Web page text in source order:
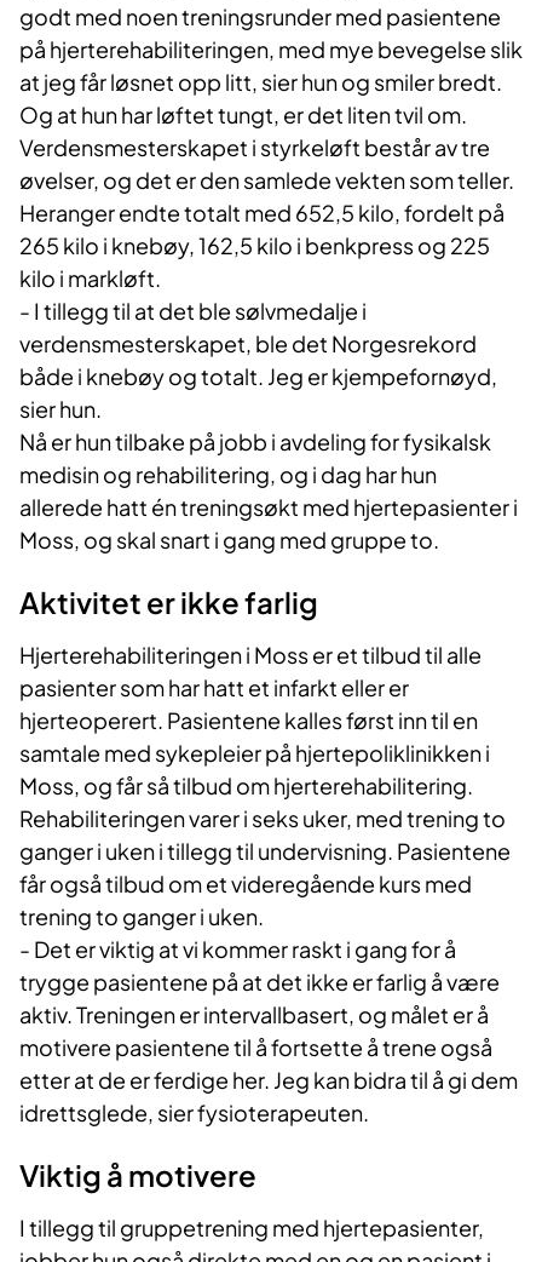
godt med noen treningsrunder med pasientene
på hjerterehabiliteringen, med mye bevegelse slik
at jeg får løsnet opp litt, sier hun og smiler bredt.
Og at hun har løftet tungt, er det liten tvil om.
Verdensmesterskapet i styrkeløft består av tre
øvelser, og det er den samlede vekten som teller.
Heranger endte totalt med 652,5 kilo, fordelt på
265 kilo i knebøy, 162,5 kilo i benkpress og 225
kilo i markløft.
- I tillegg til at det ble sølvmedalje i
verdensmesterskapet, ble det Norgesrekord
både i knebøy og totalt. Jeg er kjempefornøyd,
sier hun.
Nå er hun tilbake på jobb i avdeling for fysikalsk
medisin og rehabilitering, og i dag har hun
allerede hatt én treningsøkt med hjertepasienter i
Moss, og skal snart i gang med gruppe to.
Aktivitet er ikke farlig
Hjerterehabiliteringen i Moss er et tilbud til alle
pasienter som har hatt et infarkt eller er
hjerteoperert. Pasientene kalles først inn til en
samtale med sykepleier på hjertepoliklinikken i
Moss, og får så tilbud om hjerterehabilitering.
Rehabiliteringen varer i seks uker, med trening to
ganger i uken i tillegg til undervisning. Pasientene
får også tilbud om et videregående kurs med
trening to ganger i uken.
- Det er viktig at vi kommer raskt i gang for å
trygge pasientene på at det ikke er farlig å være
aktiv. Treningen er intervallbasert, og målet er å
motivere pasientene til å fortsette å trene også
etter at de er ferdige her. Jeg kan bidra til å gi dem
idrettsglede, sier fysioterapeuten.
Viktig å motivere
I tillegg til gruppetrening med hjertepasienter,